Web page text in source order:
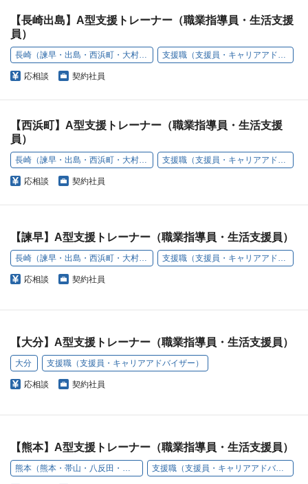
【長崎出島】A型支援トレーナー（職業指導員・生活支援
員）
長崎（諫早・出島・西浜町・大村・西本町） 支援職（支援員・キャリアアドバイザー）
応相談 契約社員
【西浜町】A型支援トレーナー（職業指導員・生活支援
員）
長崎（諫早・出島・西浜町・大村・西本町） 支援職（支援員・キャリアアドバイザー）
応相談 契約社員
【諫早】A型支援トレーナー（職業指導員・生活支援員）
長崎（諫早・出島・西浜町・大村・西本町） 支援職（支援員・キャリアアドバイザー）
応相談 契約社員
【大分】A型支援トレーナー（職業指導員・生活支援員）
大分 支援職（支援員・キャリアアドバイザー）
応相談 契約社員
【熊本】A型支援トレーナー（職業指導員・生活支援員）
熊本（熊本・帯山・八反田・原口町） 支援職（支援員・キャリアアドバイザー）